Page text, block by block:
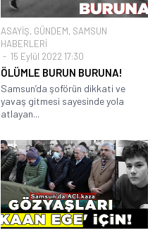
ASAYİŞ, GÜNDEM, SAMSUN
HABERLERİ
15 Eylül 2022 17:30
ÖLÜMLE BURUN BURUNA!
Samsun’da şoförün dikkati ve
yavaş gitmesi sayesinde yola
atlayan...